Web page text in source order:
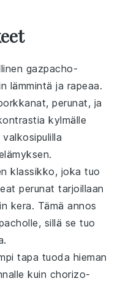
gazpacho-
lämmintä ja rapeaa.
,perunat, ja
kylmälle
valkosipulilla
klassikko, joka tuo
perunat tarjoillaan
kera. Tämäannos
, sillä se tuo
tapa tuoda hieman
kuin chorizo-